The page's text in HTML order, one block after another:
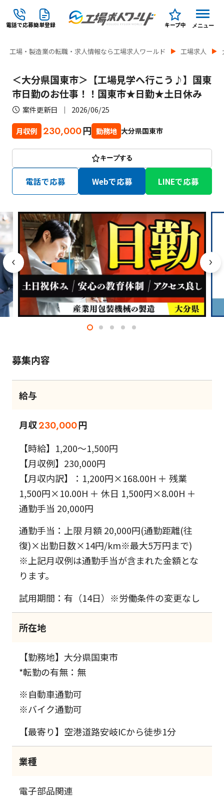
電話で応募簡単登録 キープ中 メニュー
工場・製造業の転職・求人情報なら工場求人ワールド 工場求人
＜大分県国東市＞【工場見学へ行こう♪】国東
市日勤のお仕事！！国東市★日勤★土日休み
案件更新日 2026/06/25
月収例 230,000円 勤務地 大分県国東市
キープする
電話で応募 Webで応募 LINEで応募
募集内容
給与
月収230,000円
【時給】1,200～1,500円
【月収例】230,000円
【月収内訳】：1,200円×168.00H ＋ 残業
1,500円×10.00H ＋ 休日 1,500円×8.00H ＋
通勤手当 20,000円
通勤手当：上限 月額 20,000円(通勤距離(往
復)×出勤日数×14円/km※最大5万円まで)
※上記月収例は通勤手当が含まれた金額とな
ります。
試用期間：有（14日）※労働条件の変更なし
所在地
【勤務地】大分県国東市
*転勤の有無：無
※自動車通勤可
※バイク通勤可
【最寄り】空港道路安岐ICから徒歩1分
業種
電子部品関連